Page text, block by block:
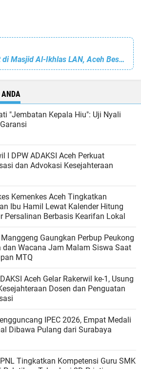
Isi Khutbah Jumat di Masjid Al-Ikhlas LAN, Aceh Besar. Khatib: Manusia Lupa Diri
ANDA
"Jembatan Kepala Hiu": Uji Nyali
I DPW ADAKSI Aceh Perkuat
dan Advokasi Kesejahteraan
Kemenkes Aceh Tingkatkan
Ibu Hamil Lewat Kalender Hitung
Persalinan Berbasis Kearifan Lokal
Gaungkan Perbup Peukong
dan Wacana Jam Malam Siswa Saat
MTQ
Aceh Gelar Rakerwil ke-1, Usung
Dosen dan Penguatan
IPEC 2026, Empat Medali
Dibawa Pulang dari Surabaya
Tingkatkan Kompetensi Guru SMK